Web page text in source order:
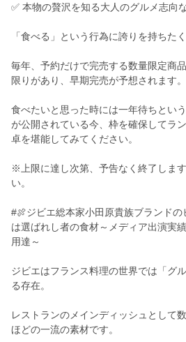
✅ 本物の贅沢を知る大人のグルメ志向
「食べる」という行為に誇りを持ちた
毎年、予約だけで完売する数量限定商
限りがあり、早期完売が予想されます。
食べたいと思った時には一年待ちとい
が公開されている今、枠を確保してラ
卓を堪能してみてください。
※上限に達し次第、予告なく終了しま
い。
#🍖ジビエ総本家小田原貴族ブランド
は選ばれし者の食材～メディア出演実
用達～
ジビエはフランス料理の世界では「グ
る存在。
レストランのメインディッシュとして
ほどの一流の素材です。